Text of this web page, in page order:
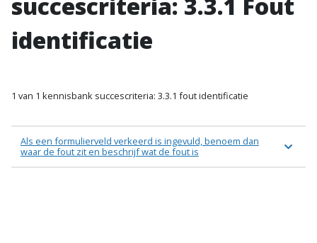
succescriteria: 3.3.1 Fout
identificatie
1 van 1 kennisbank succescriteria: 3.3.1 fout identificatie
Als een formulierveld verkeerd is ingevuld, benoem dan
waar de fout zit en beschrijf wat de fout is